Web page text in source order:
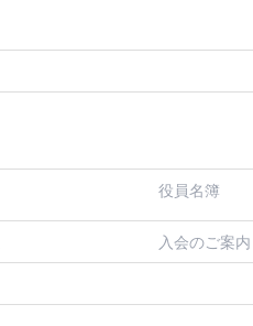
役員名簿
入会のご案内